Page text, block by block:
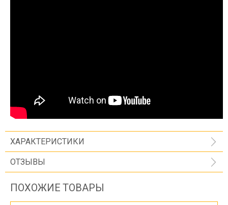
ХАРАКТЕРИСТИКИ
ОТЗЫВЫ
ПОХОЖИЕ ТОВАРЫ